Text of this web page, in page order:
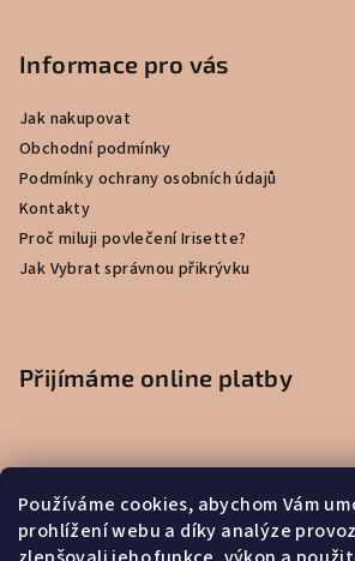
Používáme cookies, abychom Vám
prohlížení webu a díky analýze
Informace pro vás
Jak nakupovat
Obchodní podmínky
Podmínky ochrany osobních údajů
Kontakty
Proč miluji povlečení Irisette?
Jak Vybrat správnou přikrývku
Přijímáme online platby